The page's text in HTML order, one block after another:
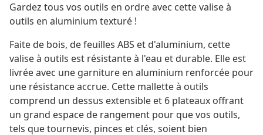
Gardez tous vos outils en ordre avec cette valise à
outils en aluminium texturé !
Faite de bois, de feuilles ABS et d'aluminium, cette
valise à outils est résistante à l'eau et durable. Elle est
livrée avec une garniture en aluminium renforcée pour
une résistance accrue. Cette mallette à outils
comprend un dessus extensible et 6 plateaux offrant
un grand espace de rangement pour que vos outils,
tels que tournevis, pinces et clés, soient bien